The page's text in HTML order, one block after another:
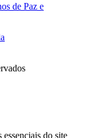
de Paz e
do site